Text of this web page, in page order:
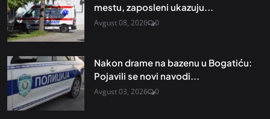
mestu, zaposleni ukazuju...
Avgust 08, 2026 0
Nakon drame na bazenu u Bogatiću:
Pojavili se novi navodi...
Avgust 03, 2026 0